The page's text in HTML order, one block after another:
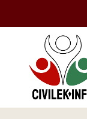
tartalomba